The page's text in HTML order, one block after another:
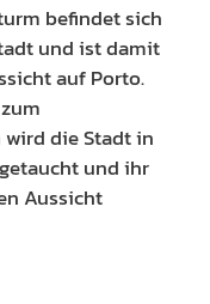
befindet sich
und ist damit
auf Porto.
wird die Stadt in
und ihr
Aussicht